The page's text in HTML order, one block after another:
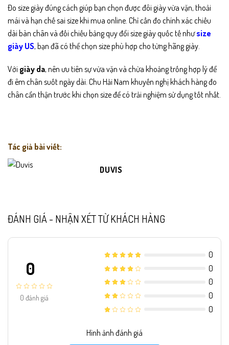
Đo size giày đúng cách giúp bạn chọn được đôi giày vừa vặn, thoải
mái và hạn chế sai size khi mua online. Chỉ cần đo chính xác chiều
dài bàn chân và đối chiếu bảng quy đổi size giày quốc tế nhưsize
giày US, bạn đã có thể chọn size phù hợp cho từng hãng giày.
Với giày da, nên ưu tiên sự vừa vặn và chừa khoảng trống hợp lý để
đi êm chân suốt ngày dài. Chu Hải Nam khuyến nghị khách hàng đo
chân cẩn thận trước khi chọn size để có trải nghiệm sử dụng tốt nhất.
Tác giả bài viết:
DUVIS
ĐÁNH GIÁ - NHẬN XÉT TỪ KHÁCH HÀNG
0
0 đánh giá
0
0
0
0
0
Hình ảnh đánh giá